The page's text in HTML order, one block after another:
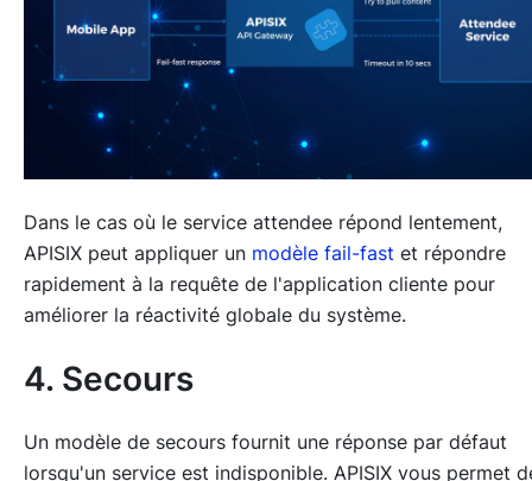
Dans le cas où le service attendee répond lentement,
APISIX peut appliquer un modèle fail-fast et répondre
rapidement à la requête de l'application cliente pour
améliorer la réactivité globale du système.
4. Secours
Un modèle de secours fournit une réponse par défaut
lorsqu'un service est indisponible. APISIX vous permet